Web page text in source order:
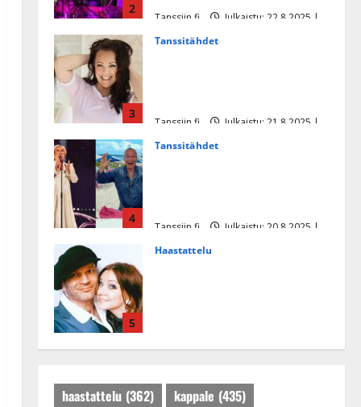
2
Tanssiin.fi
Julkaistu: 22.8.2025 |
3
Tanssitähdet
Tanssiin.fi
Julkaistu: 21.8.2025 |
4
Tanssitähdet
Tanssiin.fi
Julkaistu: 20.8.2025 |
5
Haastattelu
Tanssiin.fi
Julkaistu: 27.4.2025 |
haastattelu (362) kappale (435)